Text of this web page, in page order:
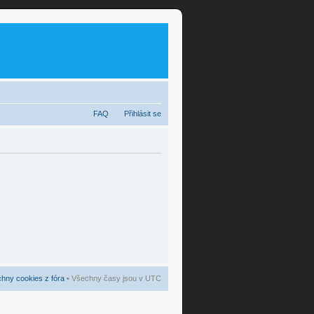
FAQ Přihlásit se
cookies z fóra • Všechny časy jsou v UTC